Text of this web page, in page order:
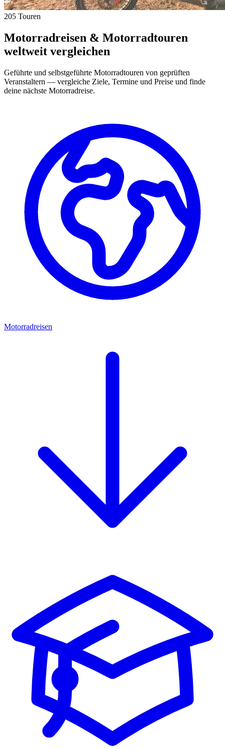
205 Touren
Motorradreisen & Motorradtouren
weltweit vergleichen
Geführte und selbstgeführte Motorradtouren von geprüften
Veranstaltern — vergleiche Ziele, Termine und Preise und finde
deine nächste Motorradreise.
Motorradreisen